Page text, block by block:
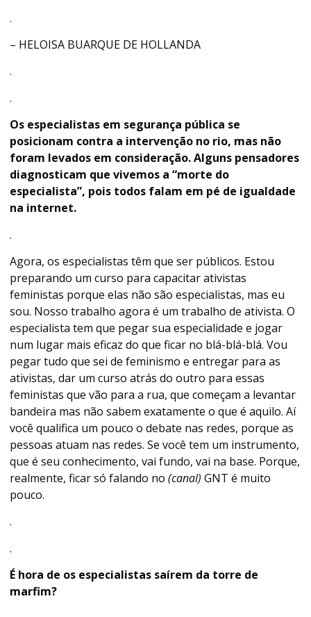
.
– HELOISA BUARQUE DE HOLLANDA
.
.
Os especialistas em segurança pública se
posicionam contra a intervenção no rio, mas não
foram levados em consideração. Alguns pensadores
diagnosticam que vivemos a “morte do
especialista”, pois todos falam em pé de igualdade
na internet.
.
Agora, os especialistas têm que ser públicos. Estou
preparando um curso para capacitar ativistas
feministas porque elas não são especialistas, mas eu
sou. Nosso trabalho agora é um trabalho de ativista. O
especialista tem que pegar sua especialidade e jogar
num lugar mais eficaz do que ficar no blá-blá-blá. Vou
pegar tudo que sei de feminismo e entregar para as
ativistas, dar um curso atrás do outro para essas
feministas que vão para a rua, que começam a levantar
bandeira mas não sabem exatamente o que é aquilo. Aí
você qualifica um pouco o debate nas redes, porque as
pessoas atuam nas redes. Se você tem um instrumento,
que é seu conhecimento, vai fundo, vai na base. Porque,
realmente, ficar só falando no(canal) GNT é muito
pouco.
.
.
É hora de os especialistas saírem da torre de
marfim?